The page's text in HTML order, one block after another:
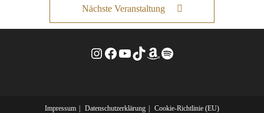
Nächste Veranstaltung
Instagram
Facebook
YouTube
TikTokAmazon
Spotify
Impressum Datenschutzerklärung Cookie-Richtlinie (EU)